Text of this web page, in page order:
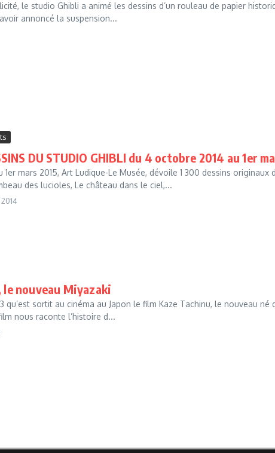
le studio Ghibli a animé les dessins d’un rouleau de papier
annoncé la suspension...
DU STUDIO GHIBLI du 4 octobre 2014 au 1er
1er mars 2015, Art Ludique-Le Musée, dévoile 1 300 dessins
des lucioles, Le château dans le ciel,...
le nouveau Miyazaki
qu’est sortit au cinéma au Japon le film Kaze Tachinu, le nouveau
nous raconte l’histoire d...